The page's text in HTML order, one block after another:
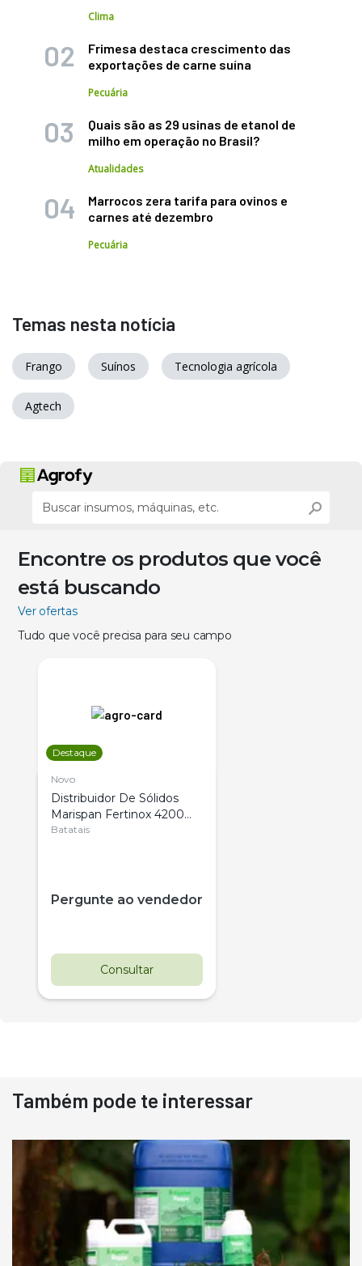
Clima
Frimesa destaca crescimento das
exportações de carne suína
Pecuária
Quais são as 29 usinas de etanol de
milho em operação no Brasil?
Atualidades
Marrocos zera tarifa para ovinos e
carnes até dezembro
Pecuária
Temas nesta notícia
Frango Suínos Tecnologia agrícola
Agtech
Encontre os produtos que você
está buscando
Ver ofertas
Tudo que você precisa para seu campo
Destaque
Novo
Distribuidor De Sólidos
Marispan Fertinox 4200
Citrus
Batatais
Pergunte ao vendedor
Consultar
Destaque
Usado
Pá Carregadeira Cat 966
Ano 1987
Londrina
R$ 145.000
Também pode te interessar